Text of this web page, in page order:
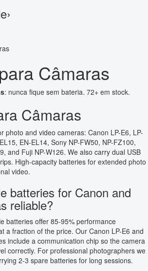
›
Câmaras
: nunca fique sem bateria. 72+ em stock.
Câmaras
photo and video cameras: Canon LP-E6, LP-
EN-EL14, Sony NP-FW50, NP-FZ100,
and Fuji NP-W126. We also carry dual USB
High-capacity batteries for extended photo
video.
batteries for Canon and
reliable?
batteries offer 85-95% performance
a fraction of the price. Our Canon LP-E6 and
include a communication chip so the camera
correctly. For professional photographers we
2-3 spare batteries for long sessions.